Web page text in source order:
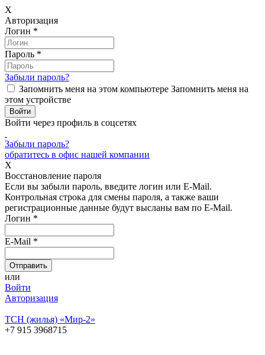
X
Авторизация
Логин *
Пароль *
Забыли пароль?
Запомнить меня на этом компьютере Запомнить меня на
этом устройстве
Войти через профиль в соцсетях
Забыли пароль?
обратитесь в офис нашей компании
X
Восстановление пароля
Если вы забыли пароль, введите логин или E-Mail.
Контрольная строка для смены пароля, а также ваши
регистрационные данные будут высланы вам по E-Mail.
Логин *
E-Mail *
или
Войти
Авторизация
ТСН (жилья) «Мир-2»
+7 915 3968715